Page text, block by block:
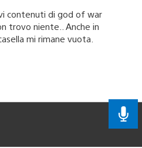
contenuti di god of war
trovo niente.. Anche in
mi rimane vuota.